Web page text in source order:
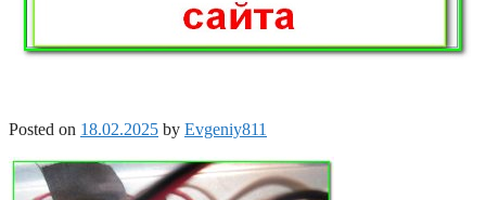
Posted on 18.02.2025 by Evgeniy811